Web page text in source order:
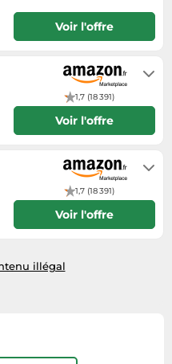
Voir l'offre
1,7 (18 391)
Voir l'offre
1,7 (18 391)
Voir l'offre
illégal